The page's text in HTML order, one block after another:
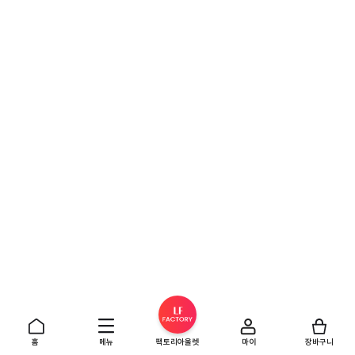
홈 메뉴 팩토리아울렛 마이 장바구니